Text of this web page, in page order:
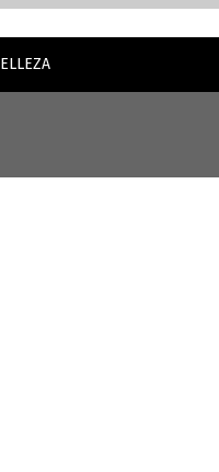
nuestro uso de